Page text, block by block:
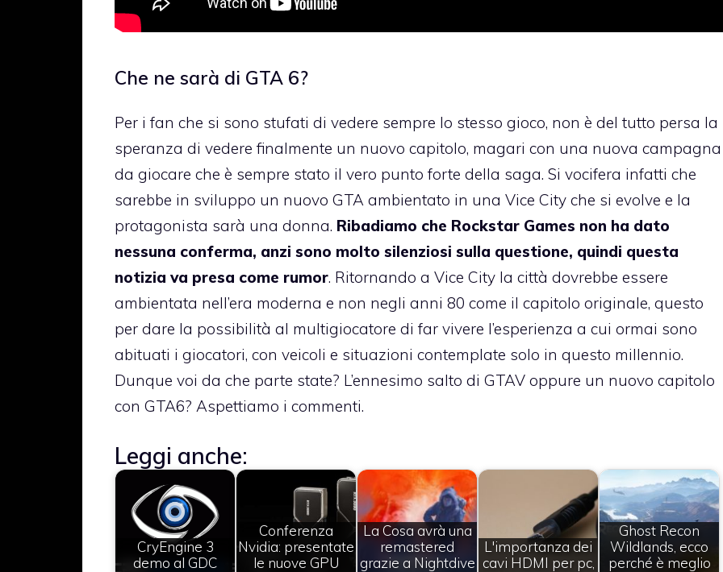
Che ne sarà di GTA 6?
Per i fan che si sono stufati di vedere sempre lo stesso gioco, non è del tutto persa la
speranza di vedere finalmente un nuovo capitolo, magari con una nuova campagna
da giocare che è sempre stato il vero punto forte della saga. Si vocifera infatti che
sarebbe in sviluppo un nuovo GTA ambientato in una Vice City che si evolve e la
protagonista sarà una donna. Ribadiamo che Rockstar Games non ha dato
nessuna conferma, anzi sono molto silenziosi sulla questione, quindi questa
notizia va presa come rumor. Ritornando a Vice City la città dovrebbe essere
ambientata nell’era moderna e non negli anni 80 come il capitolo originale, questo
per dare la possibilità al multigiocatore di far vivere l’esperienza a cui ormai sono
abituati i giocatori, con veicoli e situazioni contemplate solo in questo millennio.
Dunque voi da che parte state? L’ennesimo salto di GTAV oppure un nuovo capitolo
con GTA6? Aspettiamo i commenti.
Leggi anche:
CryEngine 3
demo al GDC
Conferenza
Nvidia: presentate
le nuove GPU
La Cosa avrà una
remastered
grazie a Nightdive
L'importanza dei
cavi HDMI per pc,
Ghost Recon
Wildlands, ecco
perché è meglio